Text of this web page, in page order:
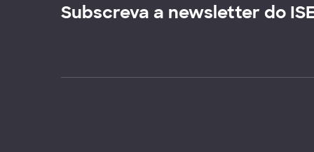
Subscreva a newsletter do